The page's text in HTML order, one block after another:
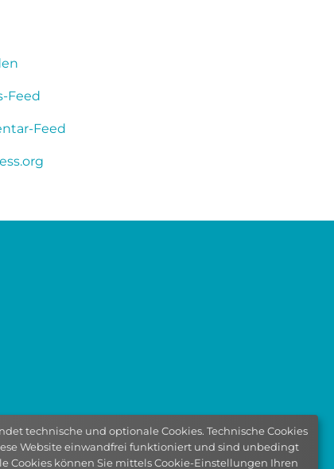
Feed
Feed
technische und optionale Cookies. Technische Cookies
Website einwandfrei funktioniert und sind unbedingt
Cookies können Sie mittels Cookie-Einstellungen Ihren